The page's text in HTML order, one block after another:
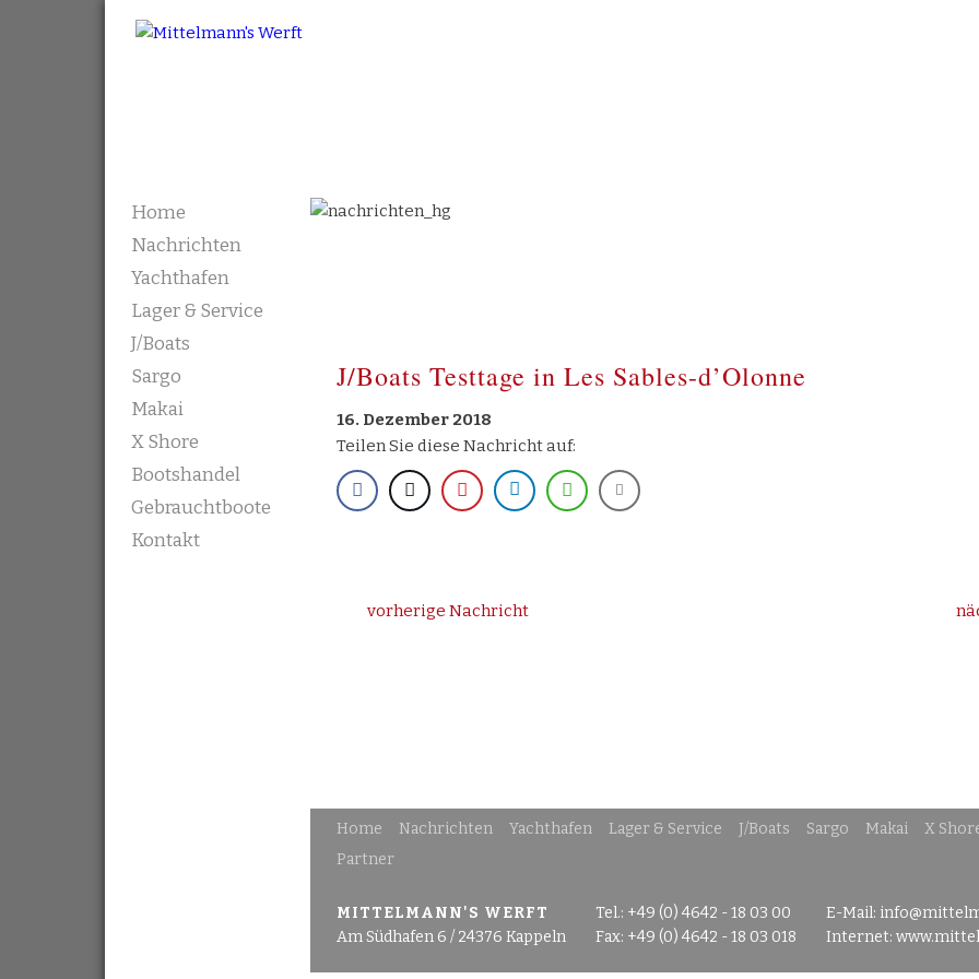
Skip to content
Home
Nachrichten
Yachthafen
Lager & Service
J/Boats
Sargo
Makai
X Shore
Bootshandel
Gebrauchtboote
Kontakt
J/Boats Testtage in Les Sables-d’Olonne
16. Dezember 2018
Teilen Sie diese Nachricht auf:
vorherige Nachricht
Home Nachrichten Yachthafen Lager & Service J/Boats Sargo Makai X
Partner
MITTELMANN'S WERFT
Am Südhafen 6 / 24376 Kappeln
Tel.: +49 (0) 4642 - 18 03 00
Fax: +49 (0) 4642 - 18 03 018
E-Mail:
Internet: